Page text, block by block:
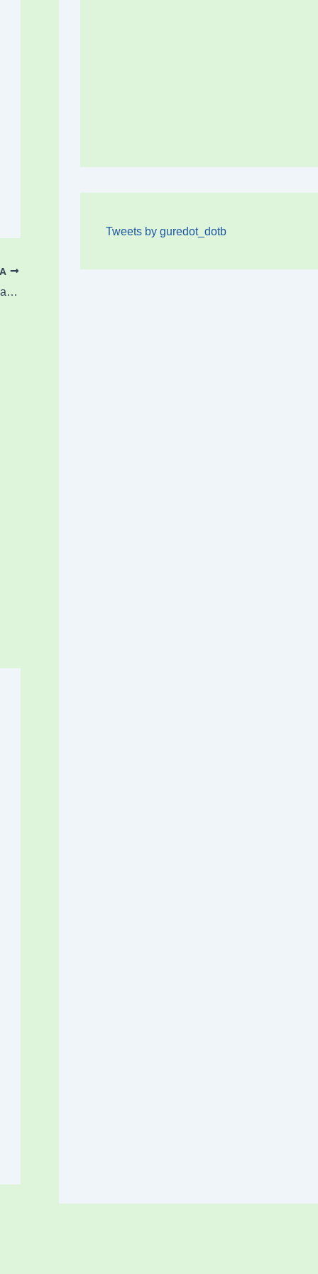
Lurraren Zientzietako Mañariko topaketak harremanak sendotzeko balio izan du
Tweets by guredot_dotb